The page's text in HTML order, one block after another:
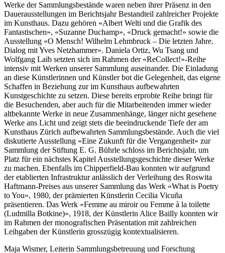
Werke der Sammlungsbestände waren neben ihrer Präsenz in den
Dauerausstellungen im Berichtsjahr Bestandteil zahlreicher Projekte
im Kunsthaus. Dazu gehören «Albert Welti und die Grafik des
Fantastischen», «Suzanne Duchamp», «Druck gemacht!» sowie die
Ausstellung «O Mensch! Wilhelm Lehmbruck – Die letzten Jahre.
Dialog mit Yves Netzhammer». Daniela Ortiz, Wu Tsang und
Wolfgang Laib setzten sich im Rahmen der «ReCollect!»-Reihe
intensiv mit Werken unserer Sammlung auseinander. Die Einladung
an diese Künstlerinnen und Künstler bot die Gelegenheit, das eigene
Schaffen in Beziehung zur im Kunsthaus aufbewahrten
Kunstgeschichte zu setzen. Diese bereits erprobte Reihe bringt für
die Besuchenden, aber auch für die Mitarbeitenden immer wieder
altbekannte Werke in neue Zusammenhänge, länger nicht gesehene
Werke ans Licht und zeigt stets die beeindruckende Tiefe der am
Kunsthaus Zürich aufbewahrten Sammlungsbestände. Auch die viel
diskutierte Ausstellung «Eine Zukunft für die Vergangenheit» zur
Sammlung der Stiftung E. G. Bührle schloss im Berichtsjahr, um
Platz für ein nächstes Kapitel Ausstellungsgeschichte dieser Werke
zu machen. Ebenfalls im Chipperfield-Bau konnten wir aufgrund
der etablierten Infrastruktur anlässlich der Verleihung des Roswita
Haftmann-Preises aus unserer Sammlung das Werk «What is Poetry
to You», 1980, der prämierten Künstlerin Cecilia Vicuña
präsentieren. Das Werk «Femme au miroir ou Femme à la toilette
(Ludmilla Botkine)», 1918, der Künstlerin Alice Bailly konnten wir
im Rahmen der monografischen Präsentation mit zahlreichen
Leihgaben der Künstlerin grosszügig kontextualisieren.
Maja Wismer, Leiterin Sammlungsbetreuung und Forschung